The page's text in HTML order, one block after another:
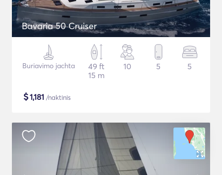
Bavaria 50 Cruiser
Buriavimo jachta
49 ft
15 m
10 5 5
$1,181 /naktinis